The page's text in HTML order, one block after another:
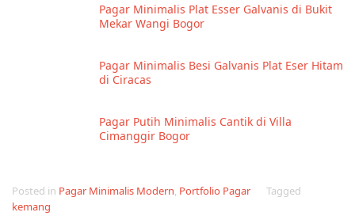
Pagar Minimalis Plat Esser Galvanis di Bukit
Mekar Wangi Bogor
Pagar Minimalis Besi Galvanis Plat Eser Hitam
di Ciracas
Pagar Putih Minimalis Cantik di Villa
Cimanggir Bogor
Posted in Pagar Minimalis Modern, Portfolio Pagar
Tagged
kemang